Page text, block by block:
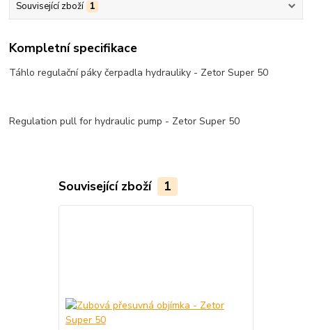
Související zboží 1
Kompletní specifikace
Táhlo regulační páky čerpadla hydrauliky - Zetor Super 50
Regulation pull for hydraulic pump - Zetor Super 50
Související zboží 1